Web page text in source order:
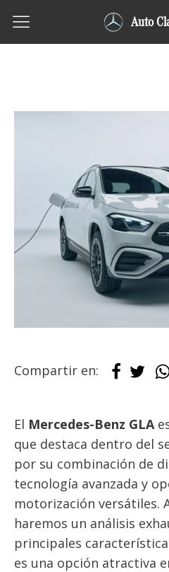
Auto
Compartir en:
El Mercedes-Benz GLA
que destaca dentro del
por su combinación de
tecnología avanzada y
motorización versátiles.
haremos un análisis
principales
es una opción atractiva